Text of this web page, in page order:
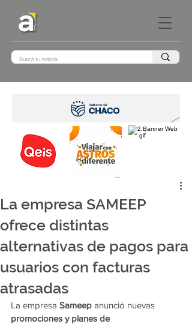
La empresa SAMEEP
ofrece distintas
alternativas de pagos para
usuarios con facturas
atrasadas
La empresa Sameep anunció nuevas
promociones y planes de